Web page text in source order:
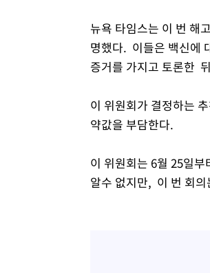
뉴욕 타임스는 이 번 해
명했다. 이들은 백신에
증거를 가지고 토론한
이 위원회가 결정하는
약값을 부담한다.
이 위원회는 6월 25일
알수 없지만, 이 번 회